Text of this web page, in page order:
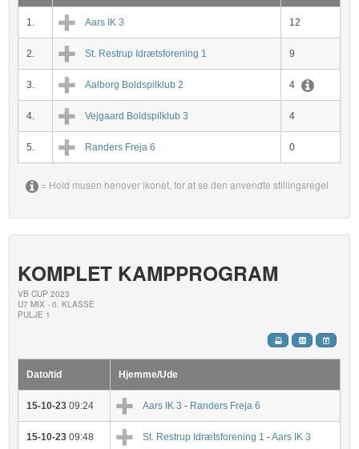
1. Aars IK 3 12
2. St. Restrup Idrætsforening 1 9
3. Aalborg Boldspilklub 2 4
4. Vejgaard Boldspilklub 3 4
5. Randers Freja 6 0
= Hold musen henover ikonet, for at se den anvendte stillingsregel
KOMPLET KAMPPROGRAM
VB CUP 2023
U7 MIX - 0. KLASSE
PULJE 1
Dato/tid Hjemme/Ude
15-10-23 09:24 Aars IK 3 - Randers Freja 6
15-10-23 09:48 St. Restrup Idrætsforening 1 -Aars IK 3